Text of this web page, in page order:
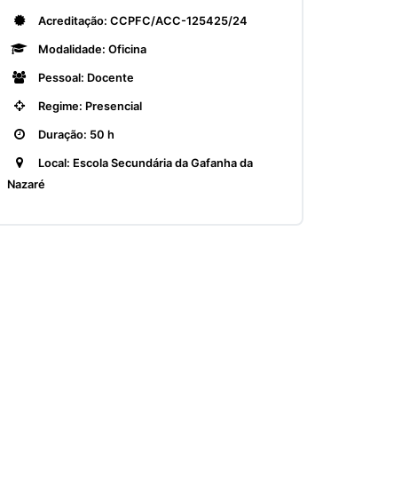
Acreditação: CCPFC/ACC-125425/24
Modalidade: Oficina
Pessoal: Docente
Regime: Presencial
Duração: 50 h
Local: Escola Secundária da Gafanha da
Nazaré